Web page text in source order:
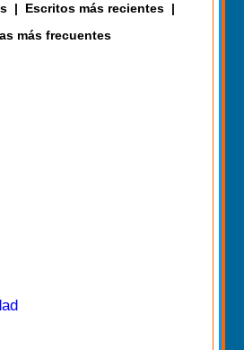
| Escritos más recientes |
más frecuentes